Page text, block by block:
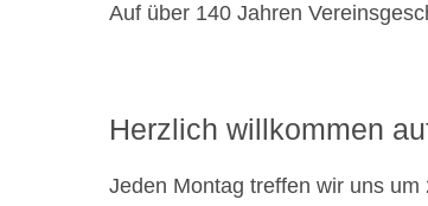
Auf über 140 Jahren
Herz­lich will­kommen
Jeden Montag treffen wir uns